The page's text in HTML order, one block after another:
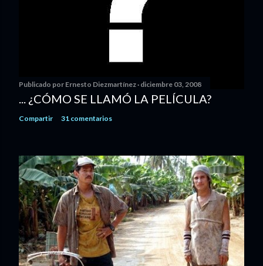
Publicado por Ernesto Diezmartínez diciembre 03, 2008
... ¿CÓMO SE LLAMÓ LA PELÍCULA?
Compartir 31 comentarios